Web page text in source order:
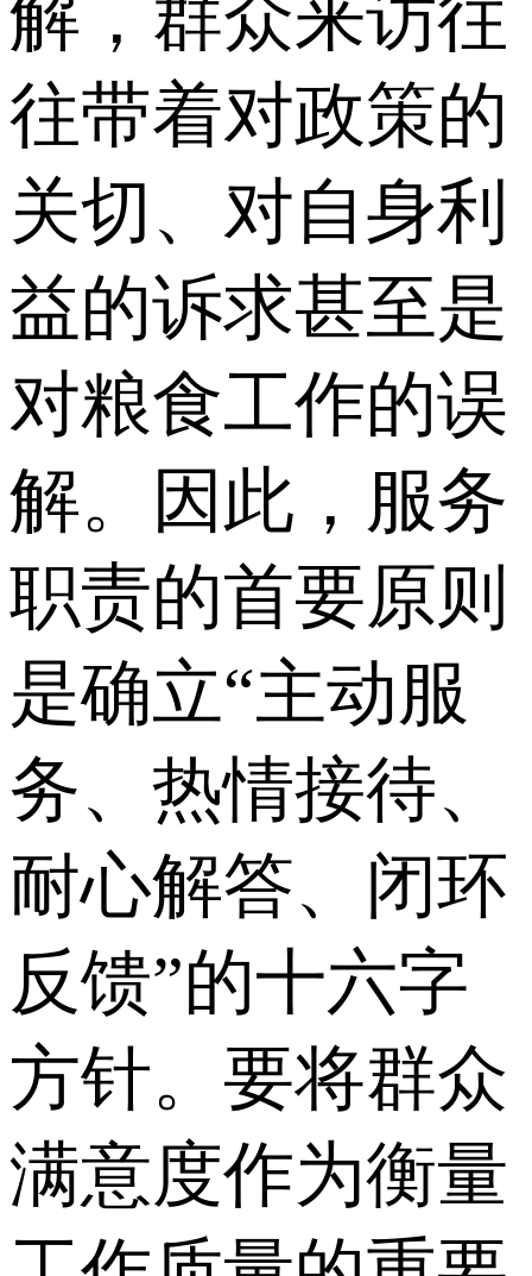
解，群众来访往
往带着对政策的
关切、对自身利
益的诉求甚至是
对粮食工作的误
解。因此，服务
职责的首要原则
是确立“主动服
务、热情接待、
耐心解答、闭环
反馈”的十六字
方针。要将群众
满意度作为衡量